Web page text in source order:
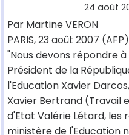
24 août
Par Martine VERON
PARIS, 23 août 2007
"Nous devons répondre
Président de la
l'Education Xavier
Xavier Bertrand (Travail
d'Etat Valérie Létard, les
ministère de l'Education